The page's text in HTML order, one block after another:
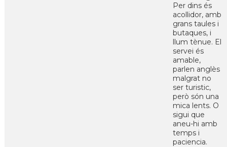
Per dins és
acollidor, amb
grans taules i
butaques, i
llum tènue. El
servei és
amable,
parlen anglès
malgrat no
ser turistic,
però són una
mica lents. O
sigui que
aneu-hi amb
temps i
paciencia.